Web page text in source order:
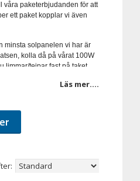
våra paketerbjudanden för att
ett paket kopplar vi även
minsta solpanelen vi har är
kolla då på vårat 100W
limmar/tejpar fast på taket.
kan du läsa i
av batterier som tål
och blanda inte
Läs mer....